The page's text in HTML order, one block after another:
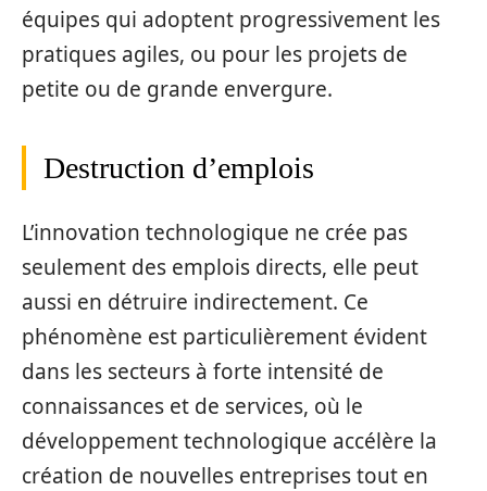
équipes qui adoptent progressivement les
pratiques agiles, ou pour les projets de
petite ou de grande envergure.
Destruction d’emplois
L’innovation technologique ne crée pas
seulement des emplois directs, elle peut
aussi en détruire indirectement. Ce
phénomène est particulièrement évident
dans les secteurs à forte intensité de
connaissances et de services, où le
développement technologique accélère la
création de nouvelles entreprises tout en